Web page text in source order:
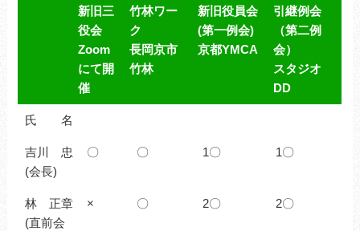
新旧三
役会
Zoom
にて開
催
竹林ワー
ク
長岡京市
竹林
新旧役員会
(第一例会)
京都YMCA
引継例会
（第二例
会）
スタジオ
DD
役会
催
ク
会(第一例
YMCA
（第二例
DD
氏 名
吉川 忠
(会長)
〇 〇 1〇 1〇
林 正章
(直前会
× 〇 2〇 2〇